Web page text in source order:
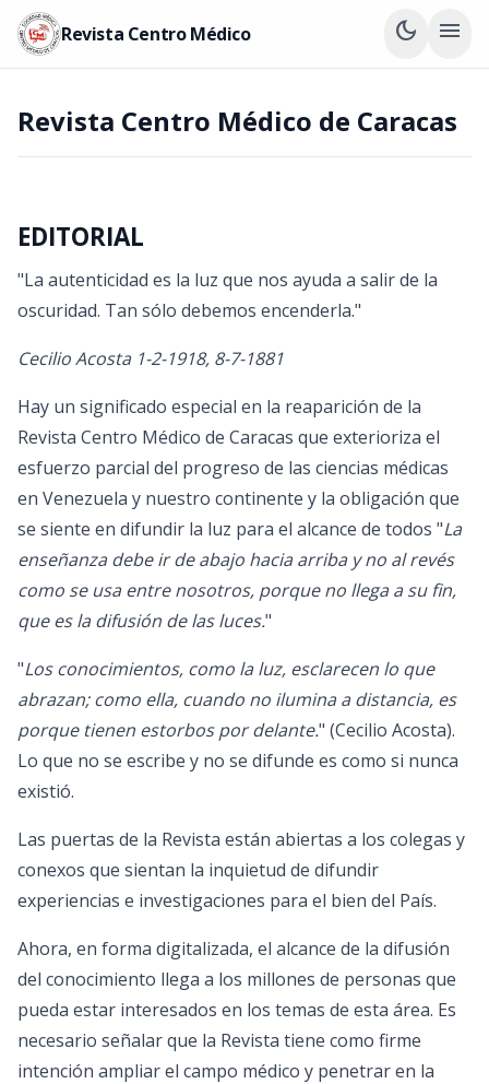
Revista Centro Médico dark_mode menu
Revista Centro Médico de Caracas
EDITORIAL
"La autenticidad es la luz que nos ayuda a salir de la
oscuridad. Tan sólo debemos encenderla."
Cecilio Acosta 1-2-1918, 8-7-1881
Hay un significado especial en la reaparición de la
Revista Centro Médico de Caracas que exterioriza el
esfuerzo parcial del progreso de las ciencias médicas
en Venezuela y nuestro continente y la obligación que
se siente en difundir la luz para el alcance de todos "La
enseñanza debe ir de abajo hacia arriba y no al revés
como se usa entre nosotros, porque no llega a su fin,
que es la difusión de las luces."
"Los conocimientos, como la luz, esclarecen lo que
abrazan; como ella, cuando no ilumina a distancia, es
porque tienen estorbos por delante." (Cecilio Acosta).
Lo que no se escribe y no se difunde es como si nunca
existió.
Las puertas de la Revista están abiertas a los colegas y
conexos que sientan la inquietud de difundir
experiencias e investigaciones para el bien del País.
Ahora, en forma digitalizada, el alcance de la difusión
del conocimiento llega a los millones de personas que
pueda estar interesados en los temas de esta área. Es
necesario señalar que la Revista tiene como firme
intención ampliar el campo médico y penetrar en la